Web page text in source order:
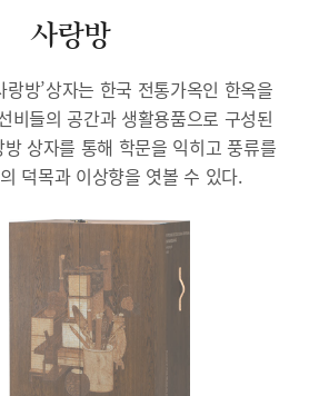
사랑방
랑방’상자는 한국 전통가옥인 한옥을
비들의 공간과 생활용품으로 구성된
방 상자를 통해 학문을 익히고 풍류를
덕목과 이상향을 엿볼 수 있다.